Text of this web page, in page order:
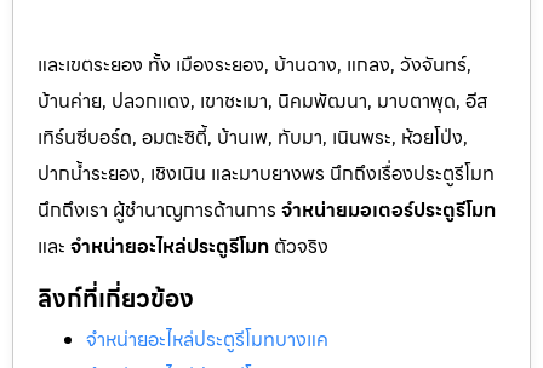
และเขตระยอง ทั้ง เมืองระยอง, บ้านฉาง, แกลง, วังจันทร์,
บ้านค่าย, ปลวกแดง, เขาชะเมา, นิคมพัฒนา, มาบตาพุด, อีส
เทิร์นซีบอร์ด, อมตะซิตี้, บ้านเพ, ทับมา, เนินพระ, ห้วยโป่ง,
ปากน้ำระยอง, เชิงเนิน และมาบยางพร นึกถึงเรื่องประตูรีโมท
นึกถึงเรา ผู้ชำนาญการด้านการ จำหน่ายมอเตอร์ประตูรีโมท
และ จำหน่ายอะไหล่ประตูรีโมท ตัวจริง
ลิงก์ที่เกี่ยวข้อง
จำหน่ายอะไหล่ประตูรีโมทบางแค